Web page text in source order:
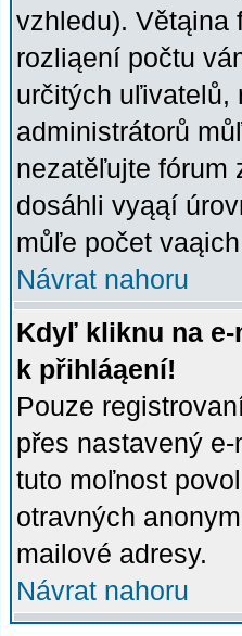
vzhledu). Větąina
rozliąení počtu
určitých uľivatelů,
administrátorů
nezatěľujte fórum
dosáhli vyąąí
můľe počet
Návrat nahoru
Kdyľ kliknu na
k přihláąení!
Pouze
přes nastavený
tuto moľnost
otravných
mailové adresy.
Návrat nahoru